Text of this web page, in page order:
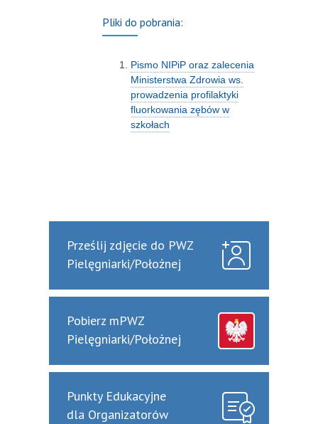
Pliki do pobrania:
Pismo NIPiP oraz zalecenia
Ministerstwa Zdrowia ws.
prowadzenia profilaktyki
fluorkowania zębów w
szkołach
Prześlij zdjęcie do PWZ
Pielęgniarki/Położnej
Pobierz mPWZ
Pielęgniarki/Położnej
Punkty Edukacyjne
dla Organizatorów